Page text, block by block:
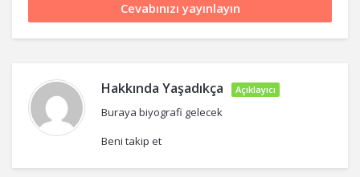
Hakkında Yaşadıkça Açıklayıcı
Buraya biyografi gelecek
Beni takip et